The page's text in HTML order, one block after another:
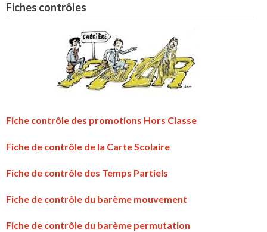
Fiches contrôles
Fiche contrôle des promotions Hors Classe
Fiche de contrôle de la Carte Scolaire
Fiche de contrôle des Temps Partiels
Fiche de contrôle du barème mouvement
Fiche de contrôle du barème permutation